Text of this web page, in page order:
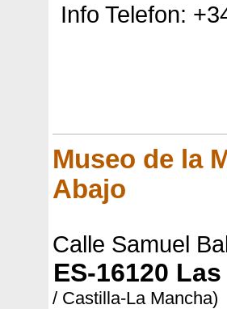
Info Telefon:
Museo de la
Abajo
Calle Samuel
ES-16120
/ Castilla-La Mancha)